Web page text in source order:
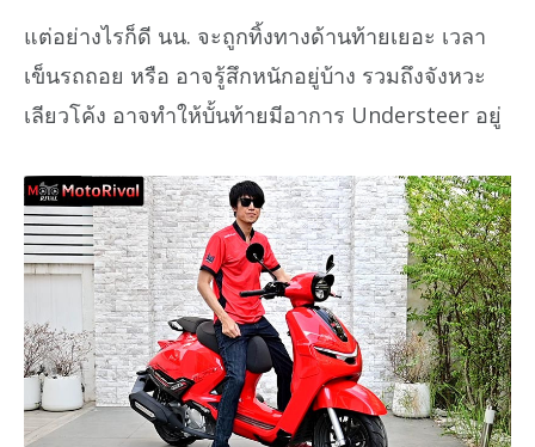
แต่อย่างไรก็ดี นน. จะถูกทิ้งทางด้านท้ายเยอะ เวลา
เข็นรถถอย หรือ อาจรู้สึกหนักอยู่บ้าง รวมถึงจังหวะ
เลียวโค้ง อาจทำให้บั้นท้ายมีอาการ Understeer อยู่